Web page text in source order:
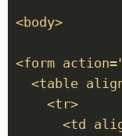
<body>
<form
<table
    <tr>
<td